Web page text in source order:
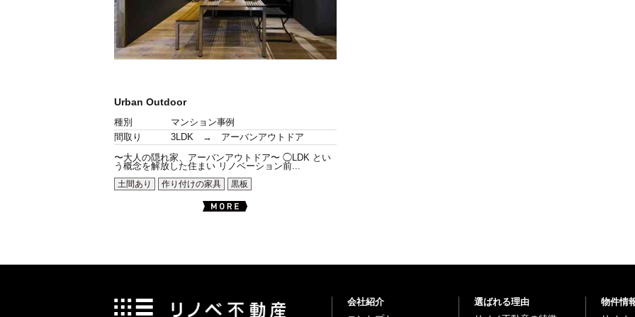
Urban Outdoor
種別
マンション事例
間取り
3LDK → アーバンアウトドア
〜大人の隠れ家、アーバンアウトドア〜 ◯LDK とい
う概念を解放した住まい リノベーション前...
土間あり
作り付けの家具 黒板
会社紹介
選ばれる理由
物件情